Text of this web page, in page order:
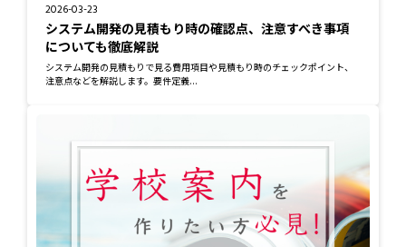
2026-03-23
システム開発の見積もり時の確認点、注意すべき事項
についても徹底解説
システム開発の見積もりで見る費用項目や見積もり時のチェックポイント、
注意点などを解説します。要件定義...